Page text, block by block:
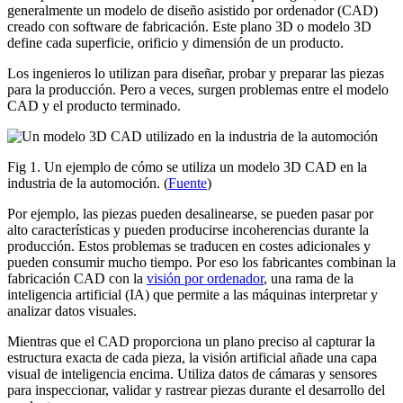
generalmente un modelo de diseño asistido por ordenador (CAD)
creado con software de fabricación. Este plano 3D o modelo 3D
define cada superficie, orificio y dimensión de un producto.
Los ingenieros lo utilizan para diseñar, probar y preparar las piezas
para la producción. Pero a veces, surgen problemas entre el modelo
CAD y el producto terminado.
Fig 1. Un ejemplo de cómo se utiliza un modelo 3D CAD en la
industria de la automoción. (Fuente)
Por ejemplo, las piezas pueden desalinearse, se pueden pasar por
alto características y pueden producirse incoherencias durante la
producción. Estos problemas se traducen en costes adicionales y
pueden consumir mucho tiempo. Por eso los fabricantes combinan la
fabricación CAD con la visión por ordenador, una rama de la
inteligencia artificial (IA) que permite a las máquinas interpretar y
analizar datos visuales.
Mientras que el CAD proporciona un plano preciso al capturar la
estructura exacta de cada pieza, la visión artificial añade una capa
visual de inteligencia encima. Utiliza datos de cámaras y sensores
para inspeccionar, validar y rastrear piezas durante el desarrollo del